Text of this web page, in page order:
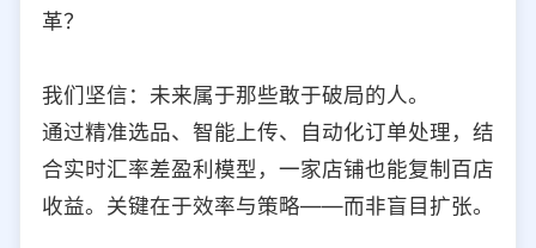
革？
我们坚信：未来属于那些敢于破局的人。
通过精准选品、智能上传、自动化订单处理，结
合实时汇率差盈利模型，一家店铺也能复制百店
收益。关键在于效率与策略——而非盲目扩张。